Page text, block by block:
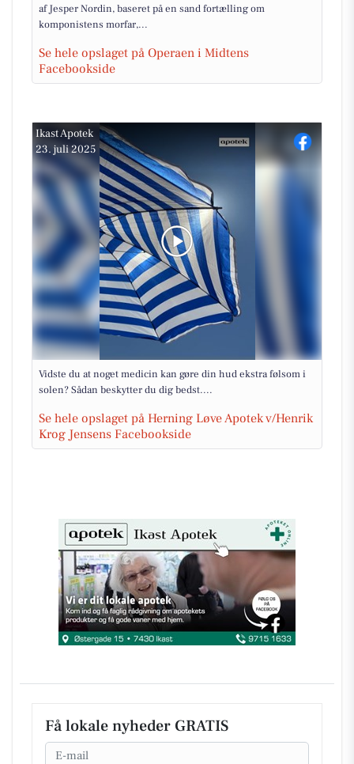
af Jesper Nordin, baseret på en sand fortælling om
komponistens morfar,...
Se hele opslaget på Operaen i Midtens
Facebookside
Ikast Apotek
23. juli 2025
Vidste du at noget medicin kan gøre din hud ekstra følsom i
solen? Sådan beskytter du dig bedst....
Se hele opslaget på Herning Løve Apotek v/Henrik
Krog Jensens Facebookside
Få lokale nyheder GRATIS
Email